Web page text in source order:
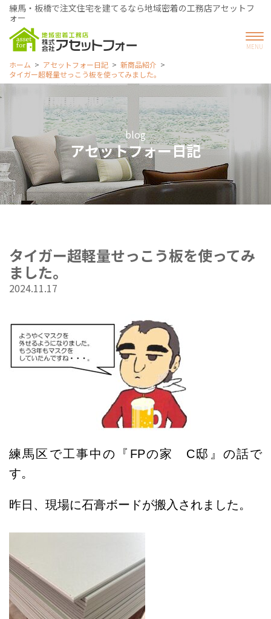
練馬・板橋で注文住宅を建てるなら地域密着の工務店アセットフ
ォー
ホーム アセットフォー日記
新商品紹介
タイガー超軽量せっこう板を使ってみました。
blog
アセットフォー日記
タイガー超軽量せっこう板を使ってみ
ました。
2024.11.17
練馬区で工事中の『FPの家 C邸』の話で
す。
昨日、現場に石膏ボードが搬入されました。